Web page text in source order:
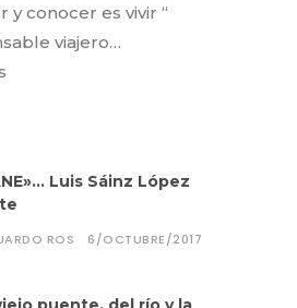
y conocer es vivir “
viajero…
Luis Sáinz López
ROS 6/OCTUBRE/2017